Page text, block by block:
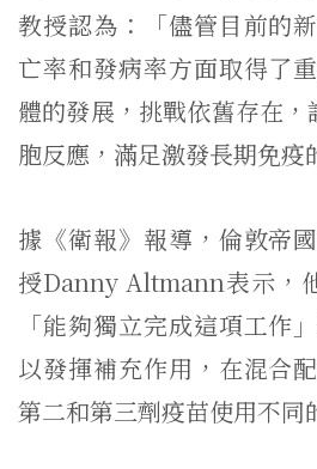
教授認為：「儘管目前的
亡率和發病率方面取得了
體的發展，挑戰依舊存在
胞反應，滿足激發長期免疫
據《衛報》報導，倫敦帝
授Danny Altmann表示，
「能夠獨立完成這項工作
以發揮補充作用，在混合
第二和第三劑疫苗使用不同